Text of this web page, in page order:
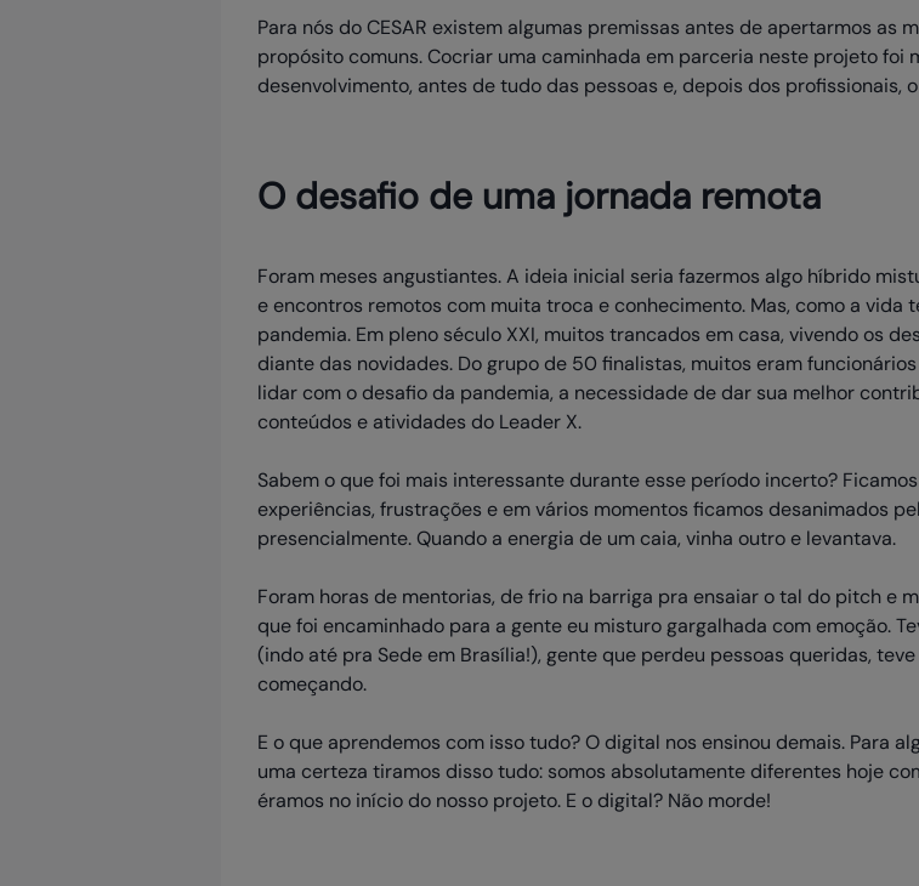
Para nós do CESAR existem algumas premissas antes de apertarmos as
propósito comuns. Cocriar uma caminhada em parceria neste projeto foi
desenvolvimento, antes de tudo das pessoas e, depois dos profissionais,
O desafio de uma jornada remota
Foram meses angustiantes. A ideia inicial seria fazermos algo híbrido
e encontros remotos com muita troca e conhecimento. Mas, como a vida
pandemia. Em pleno século XXI, muitos trancados em casa, vivendo os
diante das novidades. Do grupo de 50 finalistas, muitos eram
lidar com o desafio da pandemia, a necessidade de dar sua melhor
conteúdos e atividades do Leader X.
Sabem o que foi mais interessante durante esse período incerto?
experiências, frustrações e em vários momentos ficamos desanimados
presencialmente. Quando a energia de um caia, vinha outro e levantava.
Foram horas de mentorias, de frio na barriga pra ensaiar o tal do pitch e
que foi encaminhado para a gente eu misturo gargalhada com emoção.
(indo até pra Sede em Brasília!), gente que perdeu pessoas queridas,
começando.
E o que aprendemos com isso tudo? O digital nos ensinou demais. Para
uma certeza tiramos disso tudo: somos absolutamente diferentes hoje
éramos no início do nosso projeto. E o digital? Não morde!